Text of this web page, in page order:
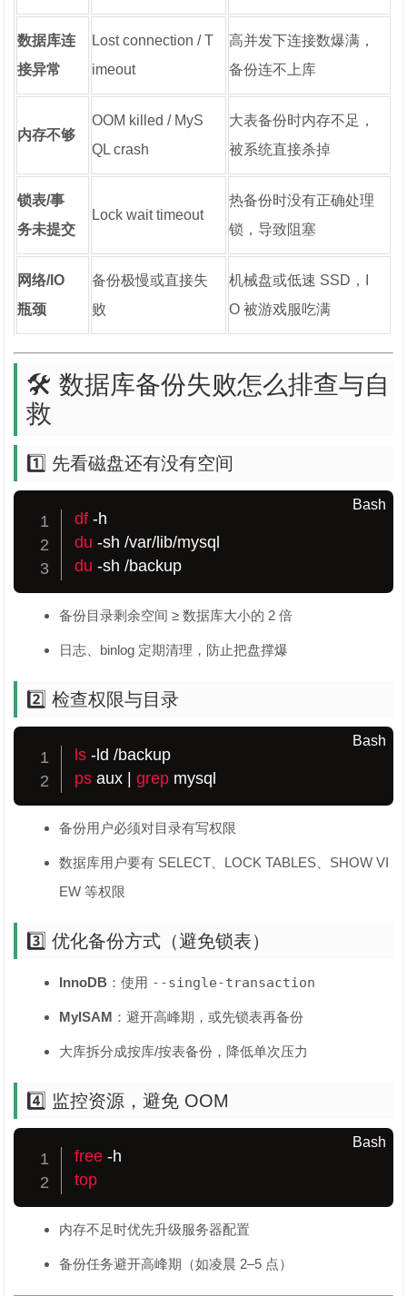
数据库连
接异常
Lost connection / T
imeout
高并发下连接数爆满，
备份连不上库
内存不够
OOM killed / MyS
QL crash
大表备份时内存不足，
被系统直接杀掉
锁表/事
务未提交
Lock wait timeout
热备份时没有正确处理
锁，导致阻塞
网络/IO
瓶颈
备份极慢或直接失
败
机械盘或低速 SSD，I
O 被游戏服吃满
🛠️ 数据库备份失败怎么排查与自
救
1️⃣ 先看磁盘还有没有空间
Bash
df
du
du -sh /backup
备份目录剩余空间 ≥ 数据库大小的 2 倍
日志、binlog 定期清理，防止把盘撑爆
2️⃣ 检查权限与目录
Bash
ls
ps aux | grep mysql
备份用户必须对目录有写权限
数据库用户要有 SELECT、LOCK TABLES、SHOW VI
EW 等权限
3️⃣ 优化备份方式（避免锁表）
InnoDB ：使用 --single-transaction
MyISAM ：避开高峰期，或先锁表再备份
大库拆分成按库/按表备份，降低单次压力
4️⃣ 监控资源，避免 OOM
Bash
free
top
内存不足时优先升级服务器配置
备份任务避开高峰期（如凌晨 2–5 点）